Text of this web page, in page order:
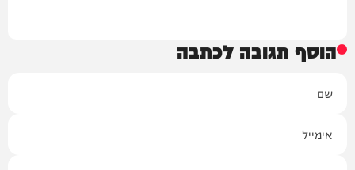
הוסף תגובה לכתבה